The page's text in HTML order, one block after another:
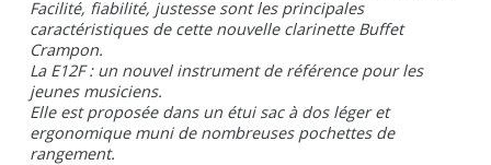
Facilité, fiabilité, justesse sont les principales
caractéristiques de cette nouvelle clarinette Buffet
Crampon.
La E12F : un nouvel instrument de référence pour les
jeunes musiciens.
Elle est proposée dans un étui sac à dos léger et
ergonomique muni de nombreuses pochettes de
rangement.